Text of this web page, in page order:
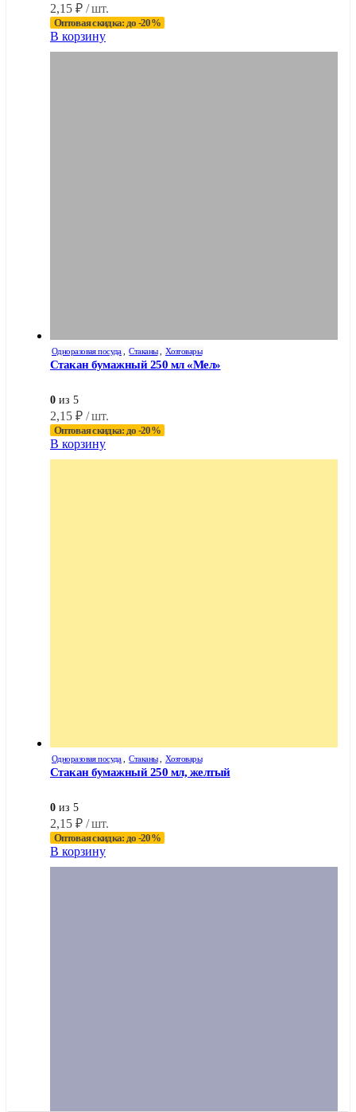
2,15 ₽ / шт.
Оптовая скидка: до -20%
В корзину
Одноразовая посуда Стаканы Хозтовары
Стакан бумажный 250 мл «Мел»
0 из 5
2,15 ₽ / шт.
Оптовая скидка: до -20%
В корзину
Одноразовая посуда Стаканы Хозтовары
Стакан бумажный 250 мл, желтый
0 из 5
2,15 ₽ / шт.
Оптовая скидка: до -20%
В корзину